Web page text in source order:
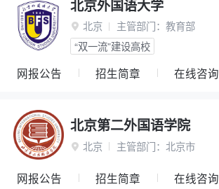
北京外国语大学
 北京 主管部门： 教育部
“双一流”建设高校
网报公告 招生简章 在线咨询
北京第二外国语学院
 北京 主管部门： 北京市
网报公告 招生简章 在线咨询